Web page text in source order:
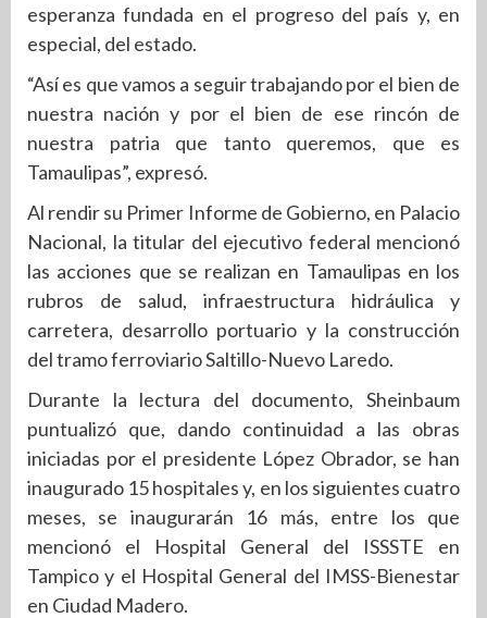
esperanza fundada en el progreso del país y, en
especial, del estado.
“Así es que vamos a seguir trabajando por el bien de
nuestra nación y por el bien de ese rincón de
nuestra patria que tanto queremos, que es
Tamaulipas”, expresó.
Al rendir su Primer Informe de Gobierno, en Palacio
Nacional, la titular del ejecutivo federal mencionó
las acciones que se realizan en Tamaulipas en los
rubros de salud, infraestructura hidráulica y
carretera, desarrollo portuario y la construcción
del tramo ferroviario Saltillo-Nuevo Laredo.
Durante la lectura del documento, Sheinbaum
puntualizó que, dando continuidad a las obras
iniciadas por el presidente López Obrador, se han
inaugurado 15 hospitales y, en los siguientes cuatro
meses, se inaugurarán 16 más, entre los que
mencionó el Hospital General del ISSSTE en
Tampico y el Hospital General del IMSS-Bienestar
en Ciudad Madero.